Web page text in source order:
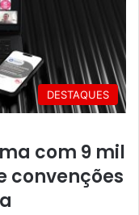
DESTAQUES
com 9 mil
convenções